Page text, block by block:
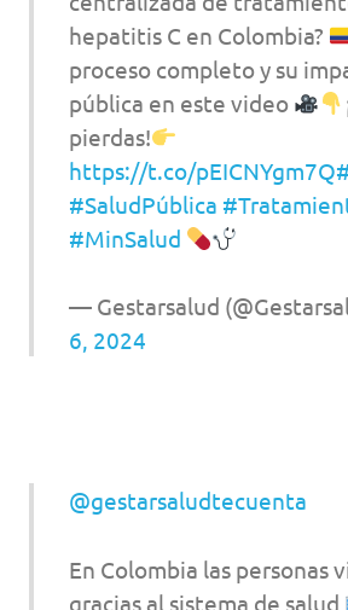
hepatitis C en Colombia?
proceso completo y su
pública en este video
pierdas!
https://t.co/pEICNYgm7Q
#SaludPública
#MinSalud
— Gestarsalud
6, 2024
@gestarsaludtecuenta
En Colombia las personas
gracias al sistema de salud